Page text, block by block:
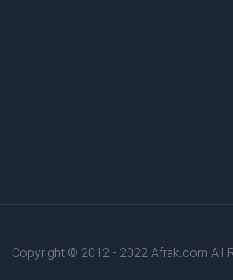
Copyright © 2012 - 2022 Afrak.com All